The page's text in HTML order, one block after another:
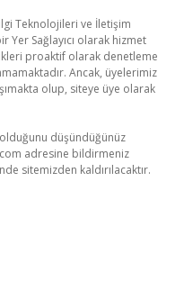
Teknolojileri ve İletişim
Yer Sağlayıcı olarak hizmet
proaktif olarak denetleme
Ancak, üyelerimiz
olup, siteye üye olarak
düşündüğünüz
adresine bildirmeniz
sitemizden kaldırılacaktır.